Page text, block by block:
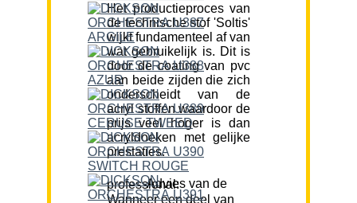
Het productieproces van
de technische stof 'Soltis'
wijkt fundamenteel af van
wat gebruikelijk is. Dit is
door de coating van pvc
aan beide zijden die zich
onderscheidt van de
acryl stoffen waardoor de
prijs veel hoger is dan
acryldoeken met gelijke
prestaties.
Advies van de professional:
Wanneer een deel van